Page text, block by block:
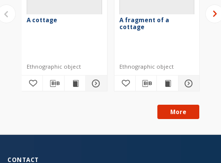
A cottage
Ethnographic object
A fragment of a
cottage
Ethnographic object
More
CONTACT